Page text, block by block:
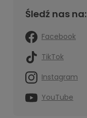
Śledź nas na:
Facebook
TikTok
Instagram
YouTube